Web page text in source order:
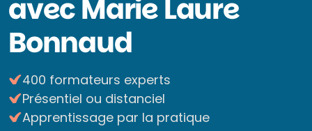
avec Marie Laure
Bonnaud
400 formateurs experts
Présentiel ou distanciel
Apprentissage par la pratique